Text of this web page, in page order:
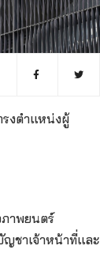
รงตำแหน่งผู้
ภาพยนตร์
ชาเจ้าหน้าที่และ